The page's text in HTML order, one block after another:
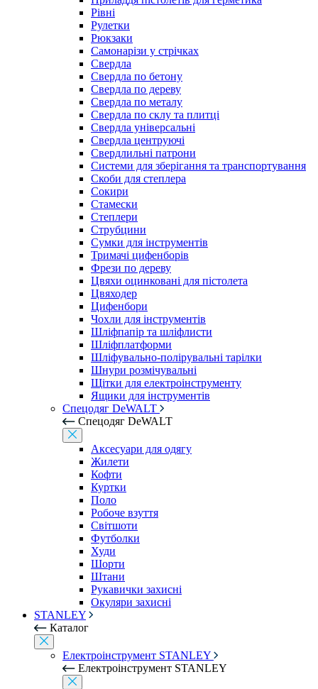
Рівні
Рулетки
Рюкзаки
Самонарізи у стрічках
Свердла
Свердла по бетону
Свердла по дереву
Свердла по металу
Свердла по склу та плитці
Свердла універсальні
Свердла центруючі
Свердлильні патрони
Системи для зберігання та транспортування
Скоби для степлера
Сокири
Стамески
Степлери
Струбцини
Сумки для інструментів
Тримачі цифенборів
Фрези по дереву
Цвяхи оцинковані для пістолета
Цвяходер
Цифенбори
Чохли для інструментів
Шліфпапір та шліфлисти
Шліфплатформи
Шліфувально-полірувальні тарілки
Шнури розмічувальні
Щітки для електроінструменту
Ящики для інструментів
Спецодяг DeWALT
Спецодяг DeWALT
Аксесуари для одягу
Жилети
Кофти
Куртки
Поло
Робоче взуття
Світшоти
Футболки
Худи
Шорти
Штани
Рукавички захисні
Окуляри захисні
STANLEY
Каталог
Електроінструмент STANLEY
Електроінструмент STANLEY